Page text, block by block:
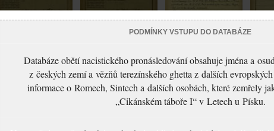
Protokol s uprchlíkem z
Protokol s uprchlíkem z
Žádost o vydání
občanské legitimace
pobytu
PODMÍNKY VSTUPU DO DATABÁZE
Databáze obětí nacistického pronásledování obsahuje jména a
z českých zemí a vězňů terezínského ghetta z dalších
informace o Romech, Sintech a dalších osobách, které zemřely
„Cikánském táboře I“ v Letech u Písku.